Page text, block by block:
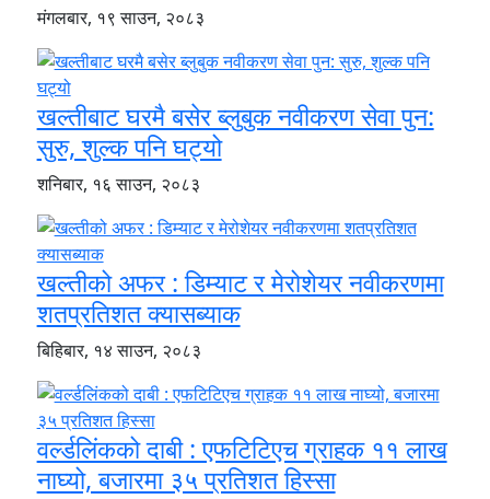
मंगलबार, १९ साउन, २०८३
खल्तीबाट घरमै बसेर ब्लुबुक नवीकरण सेवा पुन:
सुरु, शुल्क पनि घट्यो
शनिबार, १६ साउन, २०८३
खल्तीको अफर : डिम्याट र मेरोशेयर नवीकरणमा
शतप्रतिशत क्यासब्याक
बिहिबार, १४ साउन, २०८३
वर्ल्डलिंकको दाबी : एफटिटिएच ग्राहक ११ लाख
नाघ्यो, बजारमा ३५ प्रतिशत हिस्सा